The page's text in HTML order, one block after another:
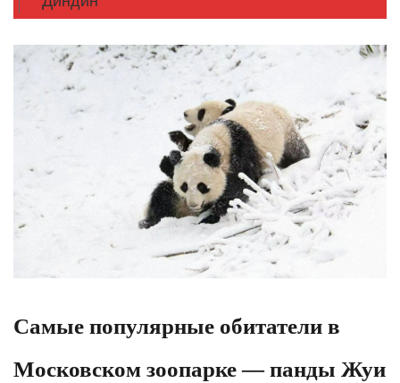
Самые популярные обитатели в
Московском зоопарке — панды Жуи